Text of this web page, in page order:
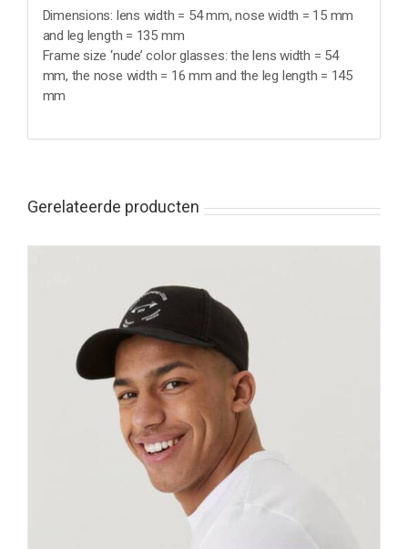
Dimensions: lens width = 54 mm, nose width = 15 mm
and leg length = 135 mm
Frame size ‘nude’ color glasses: the lens width = 54
mm, the nose width = 16 mm and the leg length = 145
mm
Gerelateerde producten